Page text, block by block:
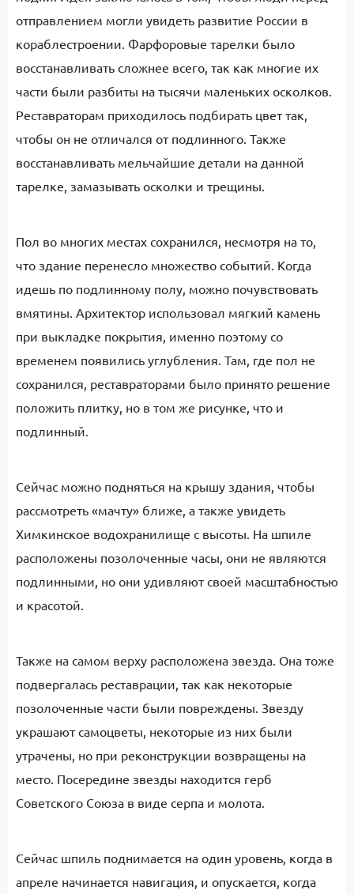
отправлением могли увидеть развитие России в
кораблестроении. Фарфоровые тарелки было
восстанавливать сложнее всего, так как многие их
части были разбиты на тысячи маленьких осколков.
Реставраторам приходилось подбирать цвет так,
чтобы он не отличался от подлинного. Также
восстанавливать мельчайшие детали на данной
тарелке, замазывать осколки и трещины.
Пол во многих местах сохранился, несмотря на то,
что здание перенесло множество событий. Когда
идешь по подлинному полу, можно почувствовать
вмятины. Архитектор использовал мягкий камень
при выкладке покрытия, именно поэтому со
временем появились углубления. Там, где пол не
сохранился, реставраторами было принято решение
положить плитку, но в том же рисунке, что и
подлинный.
Сейчас можно подняться на крышу здания, чтобы
рассмотреть «мачту» ближе, а также увидеть
Химкинское водохранилище с высоты. На шпиле
расположены позолоченные часы, они не являются
подлинными, но они удивляют своей масштабностью
и красотой.
Также на самом верху расположена звезда. Она тоже
подвергалась реставрации, так как некоторые
позолоченные части были повреждены. Звезду
украшают самоцветы, некоторые из них были
утрачены, но при реконструкции возвращены на
место. Посередине звезды находится герб
Советского Союза в виде серпа и молота.
Сейчас шпиль поднимается на один уровень, когда в
апреле начинается навигация, и опускается, когда